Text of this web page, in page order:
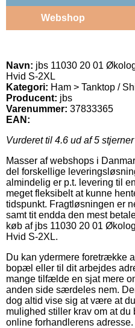
Webshop
Navn: jbs 11030 20 01
Hvid S-2XL
Kategori: Ham > Tanktop /
Producent: jbs
Varenummer: 37833365
EAN:
Vurderet til 4.6 ud af 5
Masser af webshops i
del forskellige
almindelig er p.t. levering til
meget fleksibelt at kunne
tidspunkt. Fragtløsningen er
samt tit endda den mest
køb af jbs 11030 20 01
Hvid S-2XL.
Du kan ydermere foretrække
bopæl eller til dit arbejdes
mange tilfælde en sjat mere
anden side særdeles nem.
dog altid vise sig at være at
mulighed stiller krav om at
online forhandlerens adresse.